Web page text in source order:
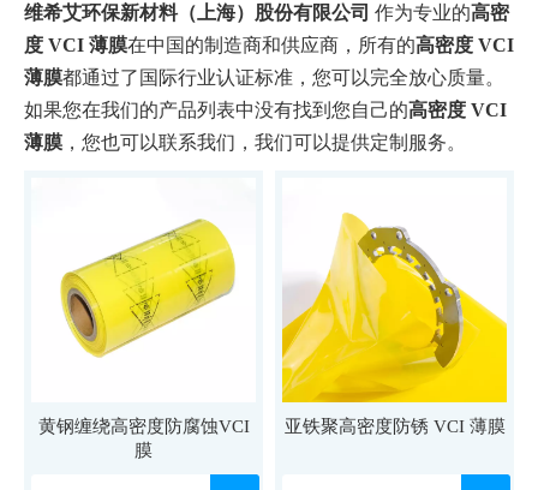
维希艾环保新材料（上海）股份有限公司 作为专业的高密
度 VCI 薄膜在中国的制造商和供应商，所有的高密度 VCI
薄膜都通过了国际行业认证标准，您可以完全放心质量。
如果您在我们的产品列表中没有找到您自己的高密度 VCI
薄膜 ，您也可以联系我们，我们可以提供定制服务。
黄钢缠绕高密度防腐蚀VCI
膜
亚铁聚高密度防锈 VCI 薄膜